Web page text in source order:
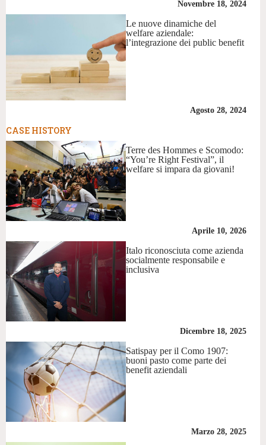
Novembre 18, 2024
Le nuove dinamiche del
welfare aziendale:
l’integrazione dei public benefit
Agosto 28, 2024
CASE HISTORY
Terre des Hommes e Scomodo:
“You’re Right Festival”, il
welfare si impara da giovani!
Aprile 10, 2026
Italo riconosciuta come azienda
socialmente responsabile e
inclusiva
Dicembre 18, 2025
Satispay per il Como 1907:
buoni pasto come parte dei
benefit aziendali
Marzo 28, 2025